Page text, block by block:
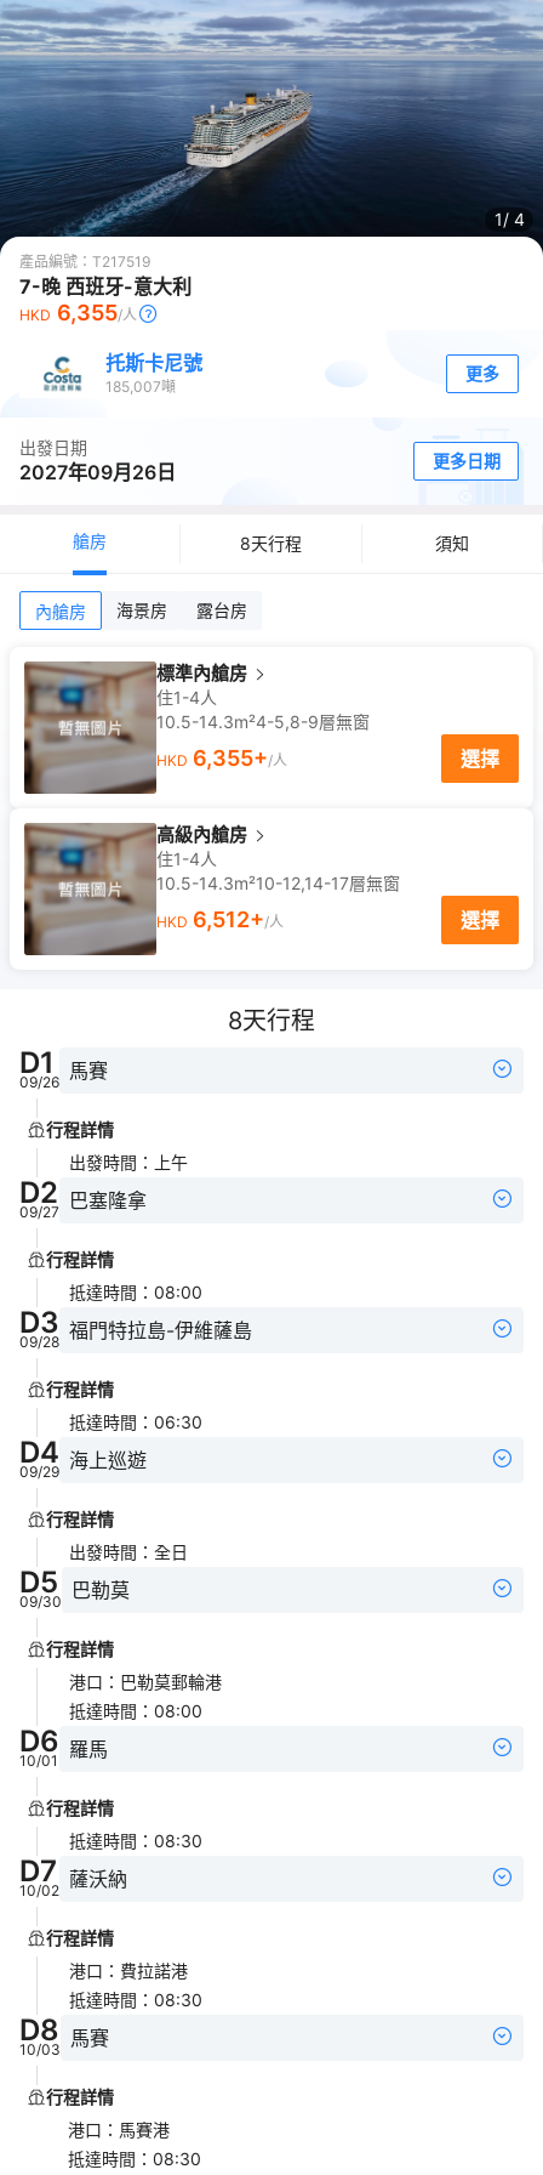
1/ 4
產品編號： T217519
7-晚 西班牙-意大利
HKD 6,355/人
托斯卡尼號
185,007噸
更多
出發日期
2027年09月26日 更多日期
艙房 8天行程 須知
內艙房 海景房 露台房
標準內艙房
住1-4人
10.5-14.3m²4-5,8-9層無窗
HKD 6,355+/人 選擇
高級內艙房
住1-4人
10.5-14.3m²10-12,14-17層無窗
HKD 6,512+/人 選擇
8天行程
D1
09/26 馬賽
行程詳情
出發時間 ： 上午
D2
09/27 巴塞隆拿
行程詳情
抵達時間 ： 08:00
D3
09/28 福門特拉島-伊維薩島
行程詳情
抵達時間 ： 06:30
D4
09/29 海上巡遊
行程詳情
出發時間 ： 全日
D5
09/30 巴勒莫
行程詳情
港口 ： 巴勒莫郵輪港
抵達時間 ： 08:00
D6
10/01 羅馬
行程詳情
抵達時間 ： 08:30
D7
10/02 薩沃納
行程詳情
港口 ： 費拉諾港
抵達時間 ： 08:30
D8
10/03 馬賽
行程詳情
港口 ： 馬賽港
抵達時間 ： 08:30